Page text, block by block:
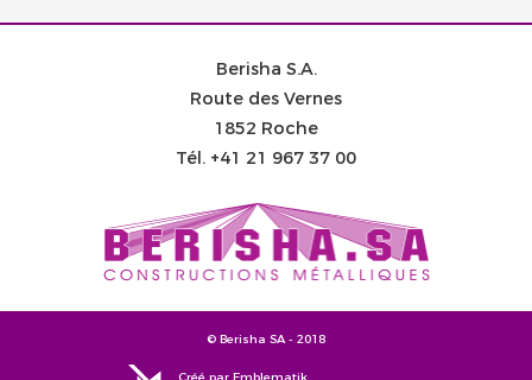
Berisha S.A.
Route des Vernes
1852 Roche
Tél. +41 21 967 37 00
© Berisha SA - 2018